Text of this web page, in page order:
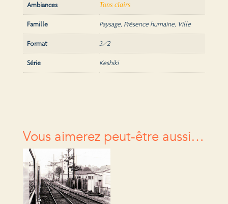
Ambiances Tons clairs
Famille Paysage, Présence humaine, Ville
Format 3/2
Série Keshiki
Vous aimerez peut-être aussi…